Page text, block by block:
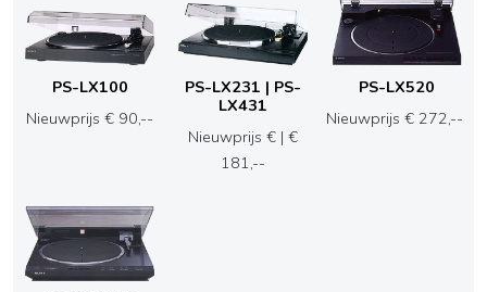
PS-LX100
Nieuwprijs € 90,--
PS-LX231 | PS-
LX431
Nieuwprijs € | €
181,--
PS-LX520
Nieuwprijs € 272,--